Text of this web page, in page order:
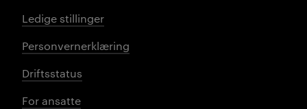
Ledige stillinger
Personvernerklæring
Driftsstatus
For ansatte